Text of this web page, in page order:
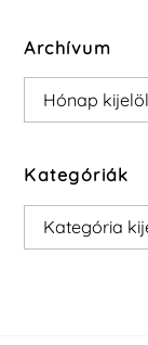
Archívum
Archívum
Kategóriák
Kategóriák